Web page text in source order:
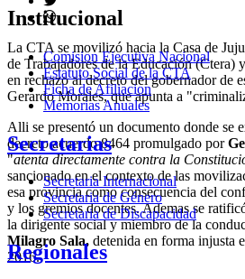
La CTA se movilizó hacia la Casa de
de Trabajadores de la Educación (Ctera)
en rechazo al decreto del gobernador de
Gerardo Morales, que apunta a
Alli se presentó un documento donde se
decreto acuerdo 8464 promulgado por
"atenta directamente contra la
sancionado en el contexto de las
esa provincia como consecuencia del
y los gremios docentes. Ademas se
la dirigente social y miembro de la
Milagro Sala, detenida en forma injusta
2016.
Institucional
Comision Ejecutiva Nacional
Estatuto Social de la CTA
Ficha de Afiliacion
Memorias Anuales
Secretarias
Secretaria Internacional
Secretaria de Género
Secretaria de Discapacidad
Regionales